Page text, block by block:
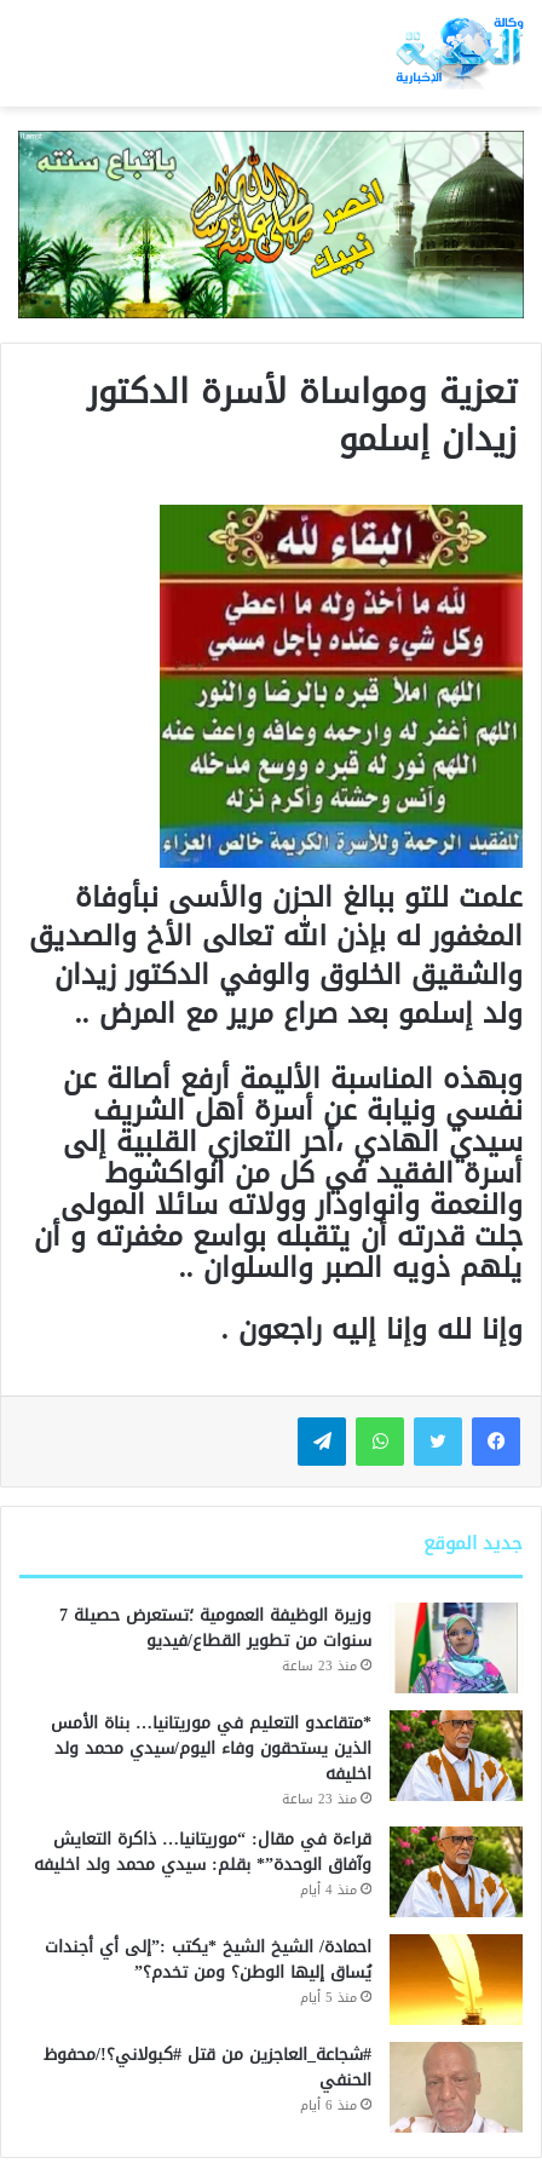
تعزية ومواساة لأسرة الدكتور
زيدان إسلمو
علمت للتو ببالغ الحزن والأسى نبأوفاة
المغفور له بإذن الله تعالى الأخ والصديق
والشقيق الخلوق والوفي الدكتور زيدان
ولد إسلمو بعد صراع مرير مع المرض ..
وبهذه المناسبة الأليمة أرفع أصالة عن
نفسي ونيابة عن أسرة أهل الشريف
سيدي الهادي ،أحر التعازي القلبية إلى
أسرة الفقيد في كل من انواكشوط
والنعمة وانواودار وولاته سائلا المولى
جلت قدرته أن يتقبله بواسع مغفرته و أن
يلهم ذويه الصبر والسلوان ..
وإنا لله وإنا إليه راجعون .
واتساب تيلقرام
جديد الموقع
وزيرة الوظيفة العمومية ؛تستعرض حصيلة 7
سنوات من تطوير القطاع/فيديو
منذ 23 ساعة
*متقاعدو التعليم في موريتانيا… بناة الأمس
الذين يستحقون وفاء اليوم/سيدي محمد ولد
اخليفه
منذ 23 ساعة
قراءة في مقال: “موريتانيا… ذاكرة التعايش
وآفاق الوحدة”* بقلم: سيدي محمد ولد اخليفه
منذ 4 أيام
احمادة/ الشيخ الشيخ *يكتب :”إلى أي أجندات
يُساق إليها الوطن؟ ومن تخدم؟”
منذ 5 أيام
#شجاعة_العاجزين من قتل #كبولاني؟!/محفوظ
الحنفي
منذ 6 أيام